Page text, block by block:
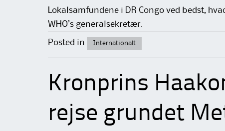
Lokalsamfundene i DR Congo ved bedst,
WHO’s generalsekretær.
Posted in Internationalt
Kronprins
rejse grundet